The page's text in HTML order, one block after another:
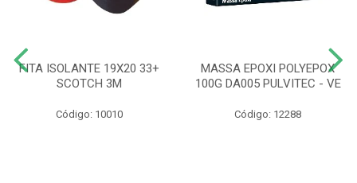
FITA ISOLANTE 19X20 33+
SCOTCH 3M
Código: 10010
MASSA EPOXI POLYEPOX
100G DA005 PULVITEC - VE
Código: 12288